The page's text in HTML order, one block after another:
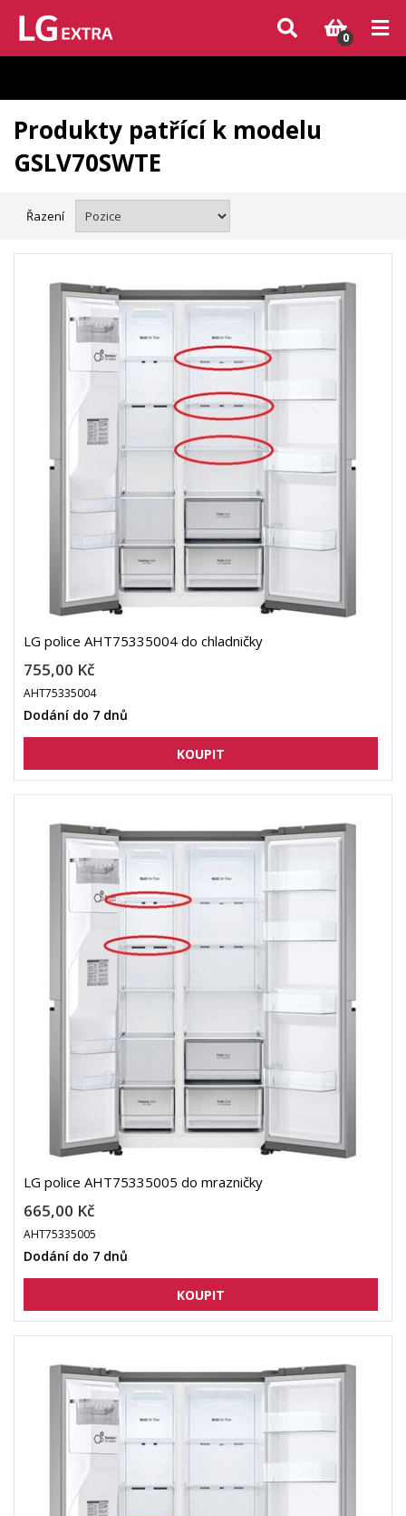
Vzhledem k aktuální situaci se může dodání dílů, které nejsou skladem,
zpozdit. Děkujeme za pochopení.
0
Produkty patřící k modelu
GSLV70SWTE
Řazení
LG police AHT75335004 do chladničky
755,00 Kč
AHT75335004
Dodání do 7 dnů
LG police AHT75335005 do mrazničky
665,00 Kč
AHT75335005
Dodání do 7 dnů